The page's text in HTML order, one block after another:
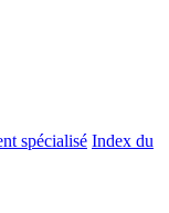
spécialisé Index du